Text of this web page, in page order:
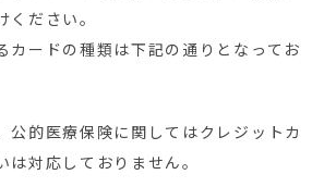
ださい。
カードの種類は下記の通りとなってお
的医療保険に関してはクレジットカ
は対応しておりません。